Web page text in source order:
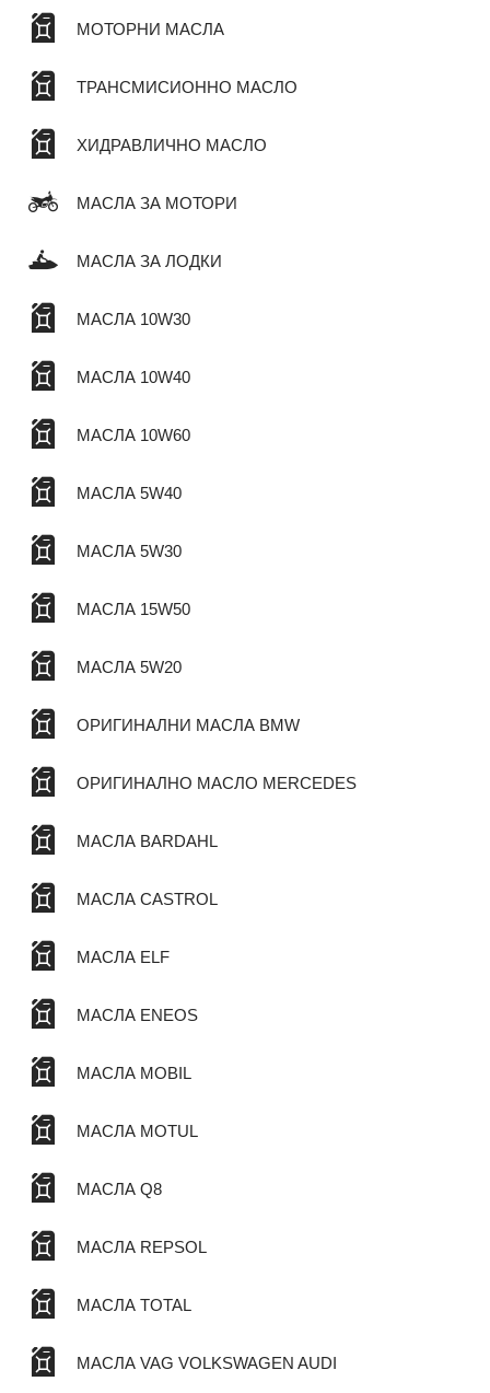
МОТОРНИ МАСЛА
ТРАНСМИСИОННО МАСЛО
ХИДРАВЛИЧНО МАСЛО
МАСЛА ЗА МОТОРИ
МАСЛА ЗА ЛОДКИ
МАСЛА 10W30
МАСЛА 10W40
МАСЛА 10W60
МАСЛА 5W40
МАСЛА 5W30
МАСЛА 15W50
МАСЛА 5W20
ОРИГИНАЛНИ МАСЛА BMW
ОРИГИНАЛНО МАСЛО MERCEDES
МАСЛА BARDAHL
МАСЛА CASTROL
МАСЛА ELF
МАСЛА ENEOS
МАСЛА MOBIL
МАСЛА MOTUL
МАСЛА Q8
МАСЛА REPSOL
МАСЛА TOTAL
МАСЛА VAG VOLKSWAGEN AUDI